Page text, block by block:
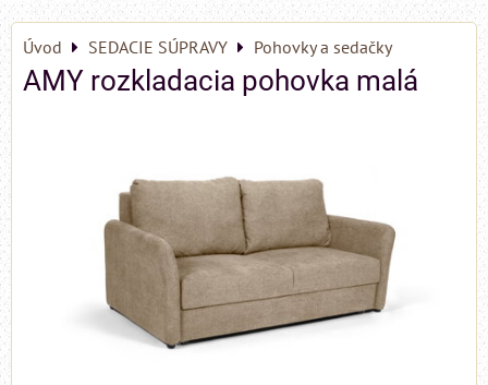
Úvod SEDACIE SÚPRAVY Pohovky a sedačky
AMY rozkladacia pohovka malá